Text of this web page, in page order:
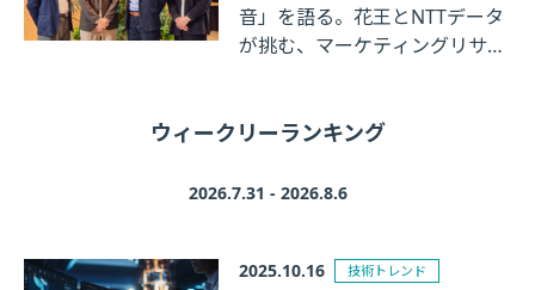
音」を語る。花王とNTTデータ
が挑む、マーケティングリサー
ウィークリーランキング
2026.7.31 - 2026.8.6
2025.10.16 技術トレンド